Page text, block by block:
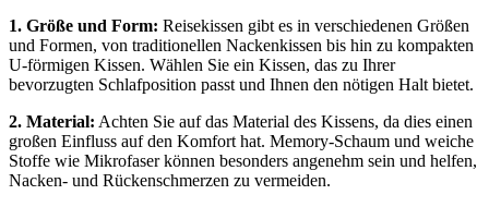
1. Größe und Form: Reisekissen gibt es in verschiedenen Größen
und Formen, von traditionellen Nackenkissen bis hin zu kompakten
U-förmigen Kissen. Wählen Sie ein Kissen, das zu Ihrer
bevorzugten Schlafposition passt und Ihnen den nötigen Halt bietet.
2. Material: Achten Sie auf das Material des Kissens, da dies einen
großen Einfluss auf den Komfort hat. Memory-Schaum und weiche
Stoffe wie Mikrofaser können besonders angenehm sein und helfen,
Nacken- und Rückenschmerzen zu vermeiden.